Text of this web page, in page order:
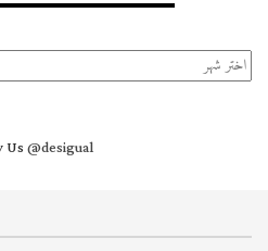
الأرشيف
Us@desigual